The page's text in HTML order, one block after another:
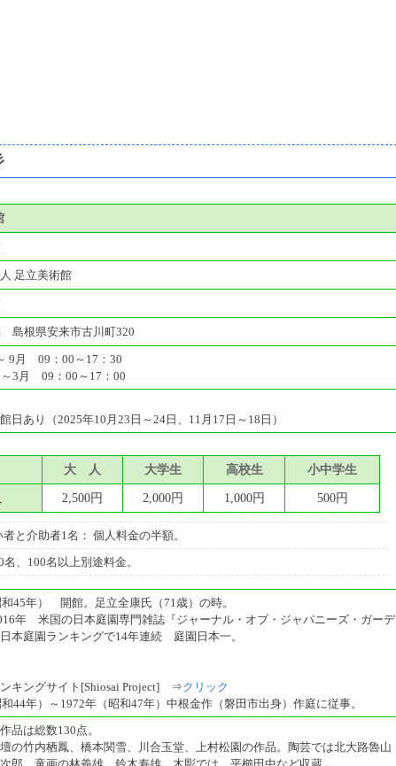
足立美術館
島根県安来市古川町320
9月 09：00～17：30
3月 09：00～17：00
日あり（2025年10月23日～24日、11月17日～18日）
大 人 大学生 高校生 小中学生
2,500円 2,000円 1,000円 500円
と介助者1名： 個人料金の半額。
名、100名以上別途料金。
和45年） 開館。足立全康氏（71歳）の時。
年 米国の日本庭園専門雑誌『ジャーナル・オブ・ジャパニーズ・ガーデ
本庭園ランキングで14年連続 庭園日本一。
ンキングサイト[Shiosai Project] ⇒クリック
44年）～1972年（昭和47年）中根金作（磐田市出身）作庭に従事。
品は総数130点。
の竹内栖鳳、橋本関雪、川合玉堂、上村松園の作品。陶芸では北大路魯山